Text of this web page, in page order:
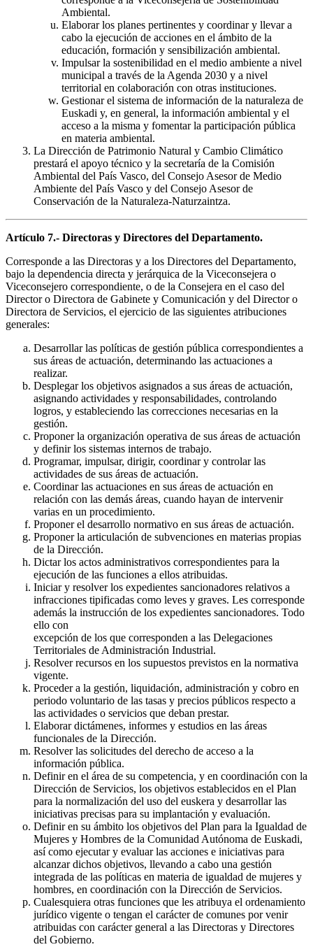
Ambiental.
Elaborar los planes pertinentes y coordinar y llevar a
cabo la ejecución de acciones en el ámbito de la
educación, formación y sensibilización ambiental.
Impulsar la sostenibilidad en el medio ambiente a nivel
municipal a través de la Agenda 2030 y a nivel
territorial en colaboración con otras instituciones.
Gestionar el sistema de información de la naturaleza de
Euskadi y, en general, la información ambiental y el
acceso a la misma y fomentar la participación pública
en materia ambiental.
La Dirección de Patrimonio Natural y Cambio Climático
prestará el apoyo técnico y la secretaría de la Comisión
Ambiental del País Vasco, del Consejo Asesor de Medio
Ambiente del País Vasco y del Consejo Asesor de
Conservación de la Naturaleza-Naturzaintza.
Artículo 7.- Directoras y Directores del Departamento.
Corresponde a las Directoras y a los Directores del Departamento,
bajo la dependencia directa y jerárquica de la Viceconsejera o
Viceconsejero correspondiente, o de la Consejera en el caso del
Director o Directora de Gabinete y Comunicación y del Director o
Directora de Servicios, el ejercicio de las siguientes atribuciones
generales:
Desarrollar las políticas de gestión pública correspondientes a
sus áreas de actuación, determinando las actuaciones a
realizar.
Desplegar los objetivos asignados a sus áreas de actuación,
asignando actividades y responsabilidades, controlando
logros, y estableciendo las correcciones necesarias en la
gestión.
Proponer la organización operativa de sus áreas de actuación
y definir los sistemas internos de trabajo.
Programar, impulsar, dirigir, coordinar y controlar las
actividades de sus áreas de actuación.
Coordinar las actuaciones en sus áreas de actuación en
relación con las demás áreas, cuando hayan de intervenir
varias en un procedimiento.
Proponer el desarrollo normativo en sus áreas de actuación.
Proponer la articulación de subvenciones en materias propias
de la Dirección.
Dictar los actos administrativos correspondientes para la
ejecución de las funciones a ellos atribuidas.
Iniciar y resolver los expedientes sancionadores relativos a
infracciones tipificadas como leves y graves. Les corresponde
además la instrucción de los expedientes sancionadores. Todo
ello con
excepción de los que corresponden a las Delegaciones
Territoriales de Administración Industrial.
Resolver recursos en los supuestos previstos en la normativa
vigente.
Proceder a la gestión, liquidación, administración y cobro en
periodo voluntario de las tasas y precios públicos respecto a
las actividades o servicios que deban prestar.
Elaborar dictámenes, informes y estudios en las áreas
funcionales de la Dirección.
Resolver las solicitudes del derecho de acceso a la
información pública.
Definir en el área de su competencia, y en coordinación con la
Dirección de Servicios, los objetivos establecidos en el Plan
para la normalización del uso del euskera y desarrollar las
iniciativas precisas para su implantación y evaluación.
Definir en su ámbito los objetivos del Plan para la Igualdad de
Mujeres y Hombres de la Comunidad Autónoma de Euskadi,
así como ejecutar y evaluar las acciones e iniciativas para
alcanzar dichos objetivos, llevando a cabo una gestión
integrada de las políticas en materia de igualdad de mujeres y
hombres, en coordinación con la Dirección de Servicios.
Cualesquiera otras funciones que les atribuya el ordenamiento
jurídico vigente o tengan el carácter de comunes por venir
atribuidas con carácter general a las Directoras y Directores
del Gobierno.